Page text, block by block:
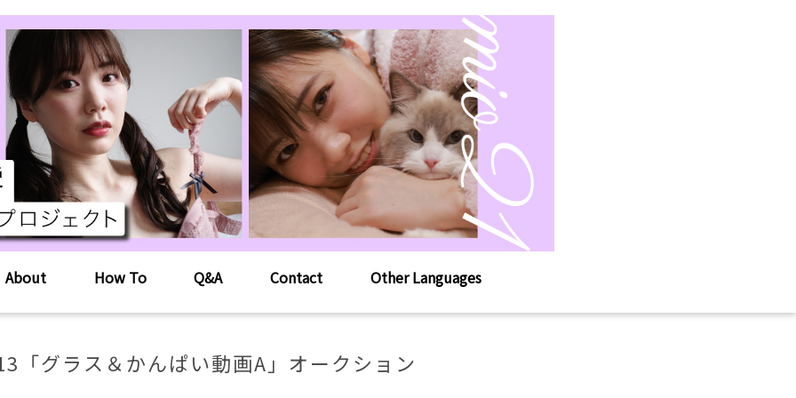
About How To Q&A Contact Other Languages
「グラス＆かんぱい動画A」オークション